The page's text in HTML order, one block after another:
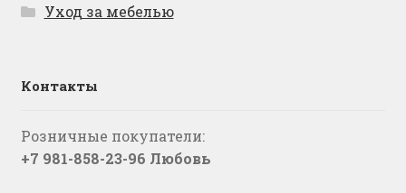
Уход за мебелью
Контакты
Розничные покупатели:
+7 981-858-23-96 Любовь